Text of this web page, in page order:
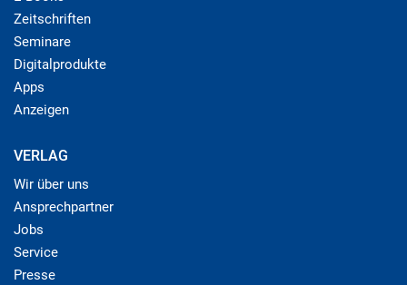
Zeitschriften
Seminare
Digitalprodukte
Apps
Anzeigen
VERLAG
Wir über uns
Ansprechpartner
Jobs
Service
Presse